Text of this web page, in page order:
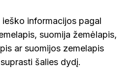
informacijos pagal
suomija žemėlapis,
ar suomijos zemelapis
šalies dydį.